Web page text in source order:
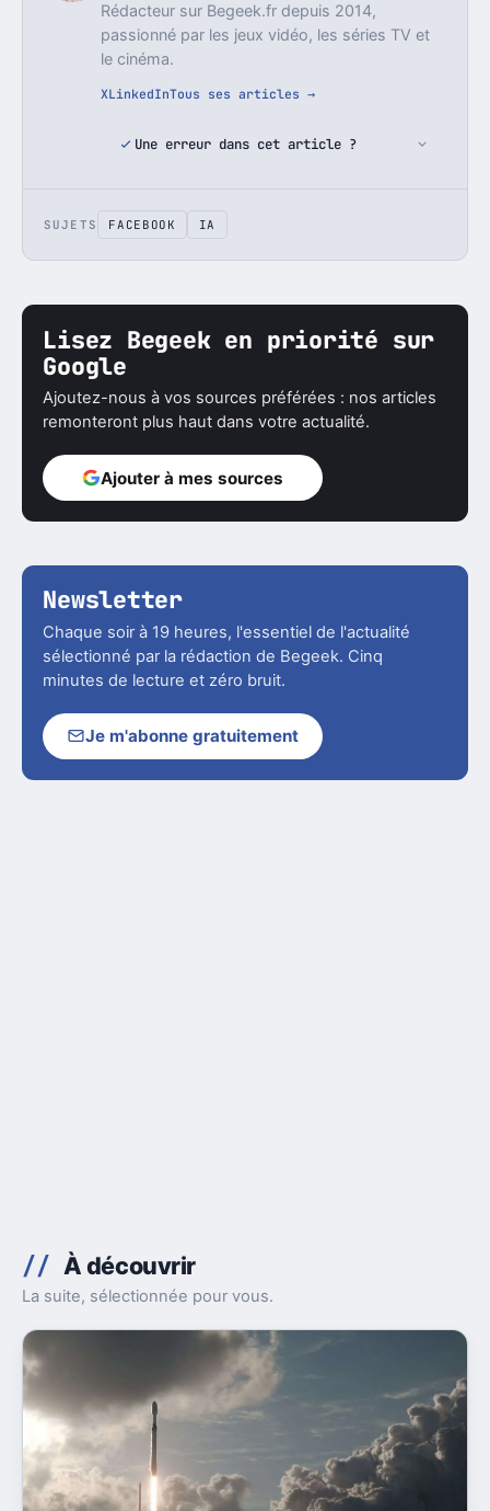
Rédacteur sur Begeek.fr depuis 2014,
passionné par les jeux vidéo, les séries TV et
le cinéma.
XLinkedInTous ses articles →
Une erreur dans cet article ?
SUJETS FACEBOOK IA
Lisez Begeek en priorité sur
Google
Ajoutez-nous à vos sources préférées : nos articles
remonteront plus haut dans votre actualité.
Ajouter à mes sources
Newsletter
Chaque soir à 19 heures, l'essentiel de l'actualité
sélectionné par la rédaction de Begeek. Cinq
minutes de lecture et zéro bruit.
Je m'abonne gratuitement
À découvrir
La suite, sélectionnée pour vous.